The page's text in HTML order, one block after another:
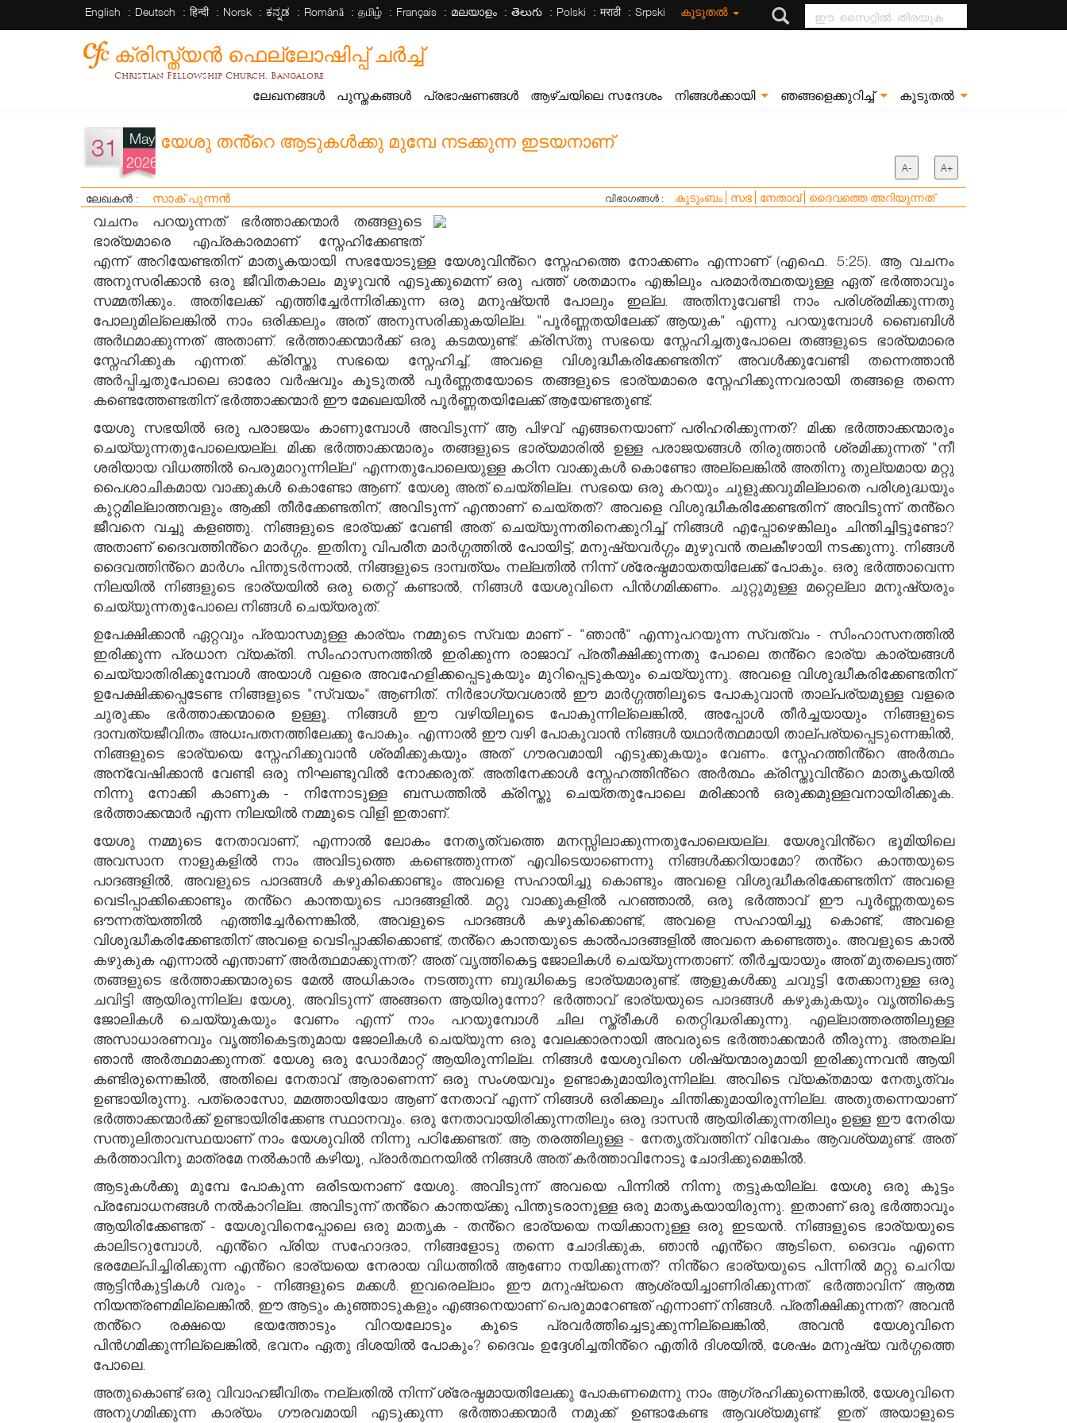
English Deutsch हिन्दी Norsk ಕನ್ನಡ Română தமிழ் Français മലയാളം తెలుగు Polski मराठी Srpski കൂടുതൽ
ഈ സൈറ്റിൽ
തിരയുക
ക്രിസ്ത്യന്‍ ഫെല്ലോഷിപ്പ് ചര്‍ച്ച്
Christian Fellowship Church, Bangalore
ലേഖനങ്ങൾ പുസ്തകങ്ങൾ പ്രഭാഷണങ്ങൾ ആഴ്ചയിലെ സന്ദേശം നിങ്ങൾക്കായി ഞങ്ങളെക്കുറിച്ച് കൂടുതൽ
31
May
2026
യേശു തൻ്റെ ആടുകൾക്കു മുമ്പേ നടക്കുന്ന ഇടയനാണ്
A- A+
ലേഖകൻ : സാക് പുന്നൻ വിഭാഗങ്ങൾ : കുടുംബം സഭ നേതാവ്‌ ദൈവത്തെ അറിയുന്നത്
വചനം പറയുന്നത് ഭർത്താക്കന്മാർ തങ്ങളുടെ
ഭാര്യമാരെ എപ്രകാരമാണ് സ്നേഹിക്കേണ്ടത്
എന്ന് അറിയേണ്ടതിന് മാതൃകയായി സഭയോടുള്ള യേശുവിൻ്റെ സ്നേഹത്തെ നോക്കണം എന്നാണ് (എഫെ. 5:25). ആ വചനം
അനുസരിക്കാൻ ഒരു ജീവിതകാലം മുഴുവൻ എടുക്കുമെന്ന് ഒരു പത്ത് ശതമാനം എങ്കിലും പരമാർത്ഥതയുള്ള ഏത് ഭർത്താവും
സമ്മതിക്കും. അതിലേക്ക് എത്തിച്ചേർന്നിരിക്കുന്ന ഒരു മനുഷ്യൻ പോലും ഇല്ല. അതിനുവേണ്ടി നാം പരിശ്രമിക്കുന്നതു
പോലുമില്ലെങ്കിൽ നാം ഒരിക്കലും അത് അനുസരിക്കുകയില്ല. "പൂർണ്ണതയിലേക്ക് ആയുക" എന്നു പറയുമ്പോൾ ബൈബിൾ
അർഥമാക്കുന്നത് അതാണ്. ഭർത്താക്കന്മാർക്ക് ഒരു കടമയുണ്ട്: ക്രിസ്‌തു സഭയെ സ്നേഹിച്ചതുപോലെ തങ്ങളുടെ ഭാര്യമാരെ
സ്നേഹിക്കുക എന്നത്. ക്രിസ്തു സഭയെ സ്നേഹിച്ച്, അവളെ വിശുദ്ധീകരിക്കേണ്ടതിന് അവൾക്കുവേണ്ടി തന്നെത്താൻ
അർപ്പിച്ചതുപോലെ ഓരോ വർഷവും കൂടുതൽ പൂർണ്ണതയോടെ തങ്ങളുടെ ഭാര്യമാരെ സ്നേഹിക്കുന്നവരായി തങ്ങളെ തന്നെ
കണ്ടെത്തേണ്ടതിന് ഭർത്താക്കന്മാർ ഈ മേഖലയിൽ പൂർണ്ണതയിലേക്ക് ആയേണ്ടതുണ്ട്.
യേശു സഭയിൽ ഒരു പരാജയം കാണുമ്പോൾ അവിടുന്ന് ആ പിഴവ് എങ്ങനെയാണ് പരിഹരിക്കുന്നത്? മിക്ക ഭർത്താക്കന്മാരും
ചെയ്യുന്നതുപോലെയല്ല. മിക്ക ഭർത്താക്കന്മാരും തങ്ങളുടെ ഭാര്യമാരിൽ ഉള്ള പരാജയങ്ങൾ തിരുത്താൻ ശ്രമിക്കുന്നത് "നീ
ശരിയായ വിധത്തിൽ പെരുമാറുന്നില്ല" എന്നതുപോലെയുള്ള കഠിന വാക്കുകൾ കൊണ്ടോ അല്ലെങ്കിൽ അതിനു തുല്യമായ മറ്റു
പൈശാചികമായ വാക്കുകൾ കൊണ്ടോ ആണ്. യേശു അത് ചെയ്തില്ല. സഭയെ ഒരു കറയും ചുളുക്കവുമില്ലാതെ പരിശുദ്ധയും
കുറ്റമില്ലാത്തവളും ആക്കി തീർക്കേണ്ടതിന്, അവിടുന്ന് എന്താണ് ചെയ്തത്? അവളെ വിശുദ്ധീകരിക്കേണ്ടതിന് അവിടുന്ന് തൻ്റെ
ജീവനെ വച്ചു കളഞ്ഞു. നിങ്ങളുടെ ഭാര്യക്ക് വേണ്ടി അത് ചെയ്യുന്നതിനെക്കുറിച്ച് നിങ്ങൾ എപ്പോഴെങ്കിലും ചിന്തിച്ചിട്ടുണ്ടോ?
അതാണ് ദൈവത്തിൻ്റെ മാർഗ്ഗം. ഇതിനു വിപരീത മാർഗ്ഗത്തിൽ പോയിട്ട്, മനുഷ്യവർഗ്ഗം മുഴുവൻ തലകീഴായി നടക്കുന്നു. നിങ്ങൾ
ദൈവത്തിൻ്റെ മാർഗം പിന്തുടർന്നാൽ, നിങ്ങളുടെ ദാമ്പത്യം നല്ലതിൽ നിന്ന് ശ്രേഷ്ഠമായതയിലേക്ക് പോകും. ഒരു ഭർത്താവെന്ന
നിലയിൽ നിങ്ങളുടെ ഭാര്യയിൽ ഒരു തെറ്റ് കണ്ടാൽ, നിങ്ങൾ യേശുവിനെ പിൻഗമിക്കണം. ചുറ്റുമുള്ള മറ്റെല്ലാ മനുഷ്യരും
ചെയ്യുന്നതുപോലെ നിങ്ങൾ ചെയ്യരുത്.
ഉപേക്ഷിക്കാൻ ഏറ്റവും പ്രയാസമുള്ള കാര്യം നമ്മുടെ സ്വയ മാണ് - "ഞാൻ" എന്നുപറയുന്ന സ്വത്വം - സിംഹാസനത്തിൽ
ഇരിക്കുന്ന പ്രധാന വ്യക്തി. സിംഹാസനത്തിൽ ഇരിക്കുന്ന രാജാവ് പ്രതീക്ഷിക്കുന്നതു പോലെ തൻ്റെ ഭാര്യ കാര്യങ്ങൾ
ചെയ്യാതിരിക്കുമ്പോൾ അയാൾ വളരെ അവഹേളിക്കപ്പെടുകയും മുറിപ്പെടുകയും ചെയ്യുന്നു. അവളെ വിശുദ്ധീകരിക്കേണ്ടതിന്
ഉപേക്ഷിക്കപ്പെടേണ്ട നിങ്ങളുടെ "സ്വയം" ആണിത്. നിർഭാഗ്യവശാൽ ഈ മാർഗ്ഗത്തിലൂടെ പോകുവാൻ താല്പര്യമുള്ള വളരെ
ചുരുക്കം ഭർത്താക്കന്മാരെ ഉള്ളൂ. നിങ്ങൾ ഈ വഴിയിലൂടെ പോകുന്നില്ലെങ്കിൽ, അപ്പോൾ തീർച്ചയായും നിങ്ങളുടെ
ദാമ്പത്യജീവിതം അധഃപതനത്തിലേക്കു പോകും. എന്നാൽ ഈ വഴി പോകുവാൻ നിങ്ങൾ യഥാർത്ഥമായി താല്പര്യപ്പെടുന്നെങ്കിൽ,
നിങ്ങളുടെ ഭാര്യയെ സ്നേഹിക്കുവാൻ ശ്രമിക്കുകയും അത് ഗൗരവമായി എടുക്കുകയും വേണം. സ്നേഹത്തിൻ്റെ അർത്ഥം
അന്വേഷിക്കാൻ വേണ്ടി ഒരു നിഘണ്ടുവിൽ നോക്കരുത്. അതിനേക്കാൾ സ്നേഹത്തിൻ്റെ അർത്ഥം ക്രിസ്തുവിൻ്റെ മാതൃകയിൽ
നിന്നു നോക്കി കാണുക - നിന്നോടുള്ള ബന്ധത്തിൽ ക്രിസ്തു ചെയ്തതുപോലെ മരിക്കാൻ ഒരുക്കമുള്ളവനായിരിക്കുക.
ഭർത്താക്കന്മാർ എന്ന നിലയിൽ നമ്മുടെ വിളി ഇതാണ്.
യേശു നമ്മുടെ നേതാവാണ്, എന്നാൽ ലോകം നേതൃത്വത്തെ മനസ്സിലാക്കുന്നതുപോലെയല്ല. യേശുവിൻ്റെ ഭൂമിയിലെ
അവസാന നാളുകളിൽ നാം അവിടുത്തെ കണ്ടെത്തുന്നത് എവിടെയാണെന്നു നിങ്ങൾക്കറിയാമോ? തൻ്റെ കാന്തയുടെ
പാദങ്ങളിൽ, അവളുടെ പാദങ്ങൾ കഴുകിക്കൊണ്ടും അവളെ സഹായിച്ചു കൊണ്ടും അവളെ വിശുദ്ധീകരിക്കേണ്ടതിന് അവളെ
വെടിപ്പാക്കിക്കൊണ്ടും തൻ്റെ കാന്തയുടെ പാദങ്ങളിൽ. മറ്റു വാക്കുകളിൽ പറഞ്ഞാൽ, ഒരു ഭർത്താവ് ഈ പൂർണ്ണതയുടെ
ഔന്നത്യത്തിൽ എത്തിച്ചേർന്നെങ്കിൽ, അവളുടെ പാദങ്ങൾ കഴുകിക്കൊണ്ട്, അവളെ സഹായിച്ചു കൊണ്ട്, അവളെ
വിശുദ്ധീകരിക്കേണ്ടതിന് അവളെ വെടിപ്പാക്കിക്കൊണ്ട്, തൻ്റെ കാന്തയുടെ കാൽപാദങ്ങളിൽ അവനെ കണ്ടെത്തും. അവളുടെ കാൽ
കഴുകുക എന്നാൽ എന്താണ് അർത്ഥമാക്കുന്നത്? അത് വൃത്തികെട്ട ജോലികൾ ചെയ്യുന്നതാണ്. തീർച്ചയായും അത് മുതലെടുത്ത്
തങ്ങളുടെ ഭർത്താക്കന്മാരുടെ മേൽ അധികാരം നടത്തുന്ന ബുദ്ധികെട്ട ഭാര്യമാരുണ്ട്. ആളുകൾക്കു ചവുട്ടി തേക്കാനുള്ള ഒരു
ചവിട്ടി ആയിരുന്നില്ല യേശു, അവിടുന്ന് അങ്ങനെ ആയിരുന്നോ? ഭർത്താവ് ഭാര്യയുടെ പാദങ്ങൾ കഴുകുകയും വൃത്തികെട്ട
ജോലികൾ ചെയ്യുകയും വേണം എന്ന് നാം പറയുമ്പോൾ ചില സ്ത്രീകൾ തെറ്റിദ്ധരിക്കുന്നു. എല്ലാത്തരത്തിലുള്ള
അസാധാരണവും വൃത്തികെട്ടതുമായ ജോലികൾ ചെയ്യുന്ന ഒരു വേലക്കാരനായി അവരുടെ ഭർത്താക്കന്മാർ തീരുന്നു. അതല്ല
ഞാൻ അർത്ഥമാക്കുന്നത്. യേശു ഒരു ഡോർമാറ്റ് ആയിരുന്നില്ല. നിങ്ങൾ യേശുവിനെ ശിഷ്യന്മാരുമായി ഇരിക്കുന്നവൻ ആയി
കണ്ടിരുന്നെങ്കിൽ, അതിലെ നേതാവ് ആരാണെന്ന് ഒരു സംശയവും ഉണ്ടാകുമായിരുന്നില്ല. അവിടെ വ്യക്തമായ നേതൃത്വം
ഉണ്ടായിരുന്നു. പത്രൊസോ, മമത്തായിയോ ആണ് നേതാവ് എന്ന് നിങ്ങൾ ഒരിക്കലും ചിന്തിക്കുമായിരുന്നില്ല. അതുതന്നെയാണ്
ഭർത്താക്കന്മാർക്ക് ഉണ്ടായിരിക്കേണ്ട സ്ഥാനവും. ഒരു നേതാവായിരിക്കുന്നതിലും ഒരു ദാസൻ ആയിരിക്കുന്നതിലും ഉള്ള ഈ നേരിയ
സന്തുലിതാവസ്ഥയാണ് നാം യേശുവിൽ നിന്നു പഠിക്കേണ്ടത്. ആ തരത്തിലുള്ള - നേതൃത്വത്തിന് വിവേകം ആവശ്യമുണ്ട്. അത്
കർത്താവിനു മാത്രമേ നൽകാൻ കഴിയൂ, പ്രാർത്ഥനയിൽ നിങ്ങൾ അത് കർത്താവിനോടു ചോദിക്കുമെങ്കിൽ.
ആടുകൾക്കു മുമ്പേ പോകുന്ന ഒരിടയനാണ് യേശു. അവിടുന്ന് അവയെ പിന്നിൽ നിന്നു തട്ടുകയില്ല. യേശു ഒരു കൂട്ടം
പ്രബോധനങ്ങൾ നൽകാറില്ല. അവിടുന്ന് തൻ്റെ കാന്തയ്ക്കു പിന്തുടരാനുള്ള ഒരു മാതൃകയായിരുന്നു. ഇതാണ് ഒരു ഭർത്താവും
ആയിരിക്കേണ്ടത് - യേശുവിനെപ്പോലെ ഒരു മാതൃക - തൻ്റെ ഭാര്യയെ നയിക്കാനുള്ള ഒരു ഇടയൻ. നിങ്ങളുടെ ഭാര്യയുടെ
കാലിടറുമ്പോൾ, എൻ്റെ പ്രിയ സഹോദരാ, നിങ്ങളോടു തന്നെ ചോദിക്കുക, ഞാൻ എൻ്റെ ആടിനെ, ദൈവം എന്നെ
ഭരമേല്പിച്ചിരിക്കുന്ന എൻ്റെ ഭാര്യയെ നേരായ വിധത്തിൽ ആണോ നയിക്കുന്നത്? നിൻ്റെ ഭാര്യയുടെ പിന്നിൽ മറ്റു ചെറിയ
ആട്ടിൻകുട്ടികൾ വരും - നിങ്ങളുടെ മക്കൾ. ഇവരെല്ലാം ഈ മനുഷ്യനെ ആശ്രയിച്ചാണിരിക്കുന്നത്. ഭർത്താവിന് ആത്മ
നിയന്ത്രണമില്ലെങ്കിൽ, ഈ ആടും കുഞ്ഞാടുകളും എങ്ങനെയാണ് പെരുമാറേണ്ടത് എന്നാണ് നിങ്ങൾ. പ്രതീക്ഷിക്കുന്നത്? അവൻ
തൻ്റെ രക്ഷയെ ഭയത്തോടും വിറയലോടും കൂടെ പ്രവർത്തിച്ചെടുക്കുന്നില്ലെങ്കിൽ, അവൻ യേശുവിനെ
പിൻഗമിക്കുന്നില്ലെങ്കിൽ, ഭവനം ഏതു ദിശയിൽ പോകും? ദൈവം ഉദ്ദേശിച്ചതിൻ്റെ എതിർ ദിശയിൽ, ശേഷം മനുഷ്യ വർഗ്ഗത്തെ
പോലെ.
അതുകൊണ്ട് ഒരു വിവാഹജീവിതം നല്ലതിൽ നിന്ന് ശ്രേഷ്ഠമായതിലേക്കു പോകണമെന്നു നാം ആഗ്രഹിക്കുന്നെങ്കിൽ, യേശുവിനെ
അനുഗമിക്കുന്ന കാര്യം ഗൗരവമായി എടുക്കുന്ന ഭർത്താക്കന്മാർ നമുക്ക് ഉണ്ടാകേണ്ട ആവശ്യമുണ്ട്. ഇത് അയാളുടെ